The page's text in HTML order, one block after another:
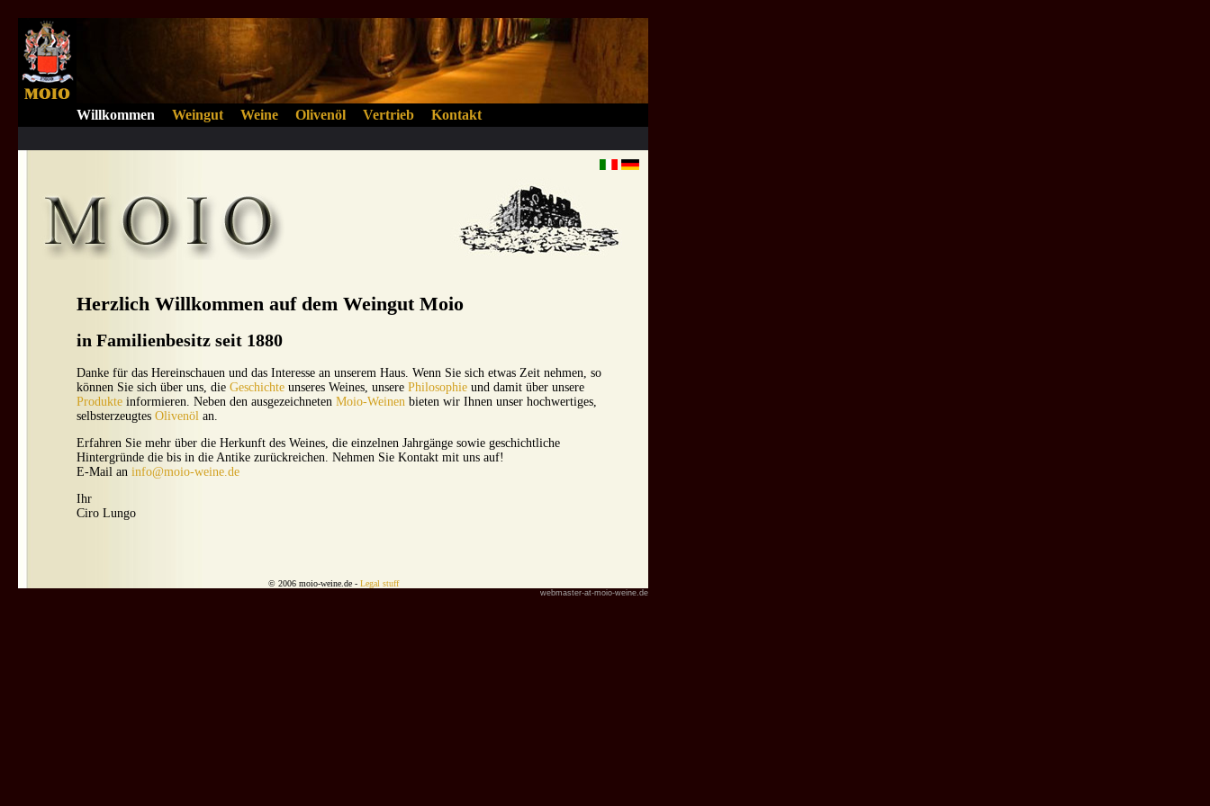
Willkommen Weingut Weine Olivenöl Vertrieb Kontakt
Herzlich Willkommen auf dem Weingut Moio
in Familienbesitz seit 1880
Danke für das Hereinschauen und das Interesse an unserem Haus. Wenn Sie sich etwas Zeit nehmen, so
können Sie sich über uns, die Geschichte unseres Weines, unsere Philosophie und damit über unsere
Produkte informieren. Neben den ausgezeichneten Moio-Weinen bieten wir Ihnen unser hochwertiges,
selbsterzeugtes Olivenöl an.
Erfahren Sie mehr über die Herkunft des Weines, die einzelnen Jahrgänge sowie geschichtliche
Hintergründe die bis in die Antike zurückreichen. Nehmen Sie Kontakt mit uns auf!
E-Mail an info@moio-weine.de
Ihr
Ciro Lungo
© 2006 moio-weine.de - Legal stuff
webmaster-at-moio-weine.de